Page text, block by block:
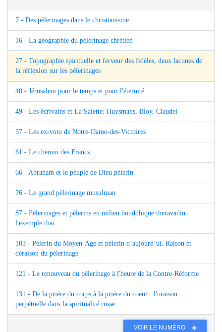
7 - Des pèlerinages dans le christianisme
16 - La géographie du pèlerinage chrétien
27 - Topographie spirituelle et ferveur des fidèles, deux lacunes de
la réflexion sur les pèlerinages
40 - Jérusalem pour le temps et pour l'éternité
49 - Les écrivains et La Salette: Huysmans, Bloy, Claudel
57 - Les ex-voto de Notre-Dame-des-Victoires
61 - Le chemin des Francs
66 - Abraham et le peuple de Dieu pèlerin
76 - Le grand pèlerinage musulman
87 - Pèlerinages et pèlerins en milieu bouddhique theravadin:
l'exemple thaï
103 - Pèlerin du Moyen-Age et pèlerin d’aujourd’ui. Raison et
déraison du pèlerinage
121 - Le renouveau du pèlerinage à l'heure de la Contre-Réforme
131 - De la prière du corps à la prière du coeur : l'oraison
perpétuelle dans la spiritualité russe
VOIR LE NUMÉRO